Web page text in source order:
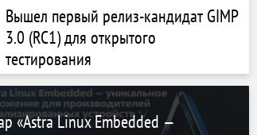
Вышел первый релиз-кандидат GIMP
3.0 (RC1) для открытого
тестирования
«Astra Linux Embedded —